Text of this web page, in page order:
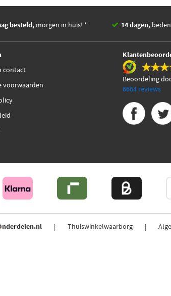
besteld, morgen in huis! * 14 dagen,
contact
voorwaarden
Beoordeling
6664 reviews
Thuiswinkelwaarborg